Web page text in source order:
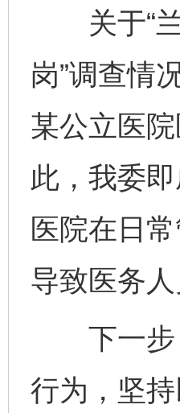
关于“兰
岗”调查情
某公立医
此，我委
医院在日
导致医务
下一步，
行为，坚